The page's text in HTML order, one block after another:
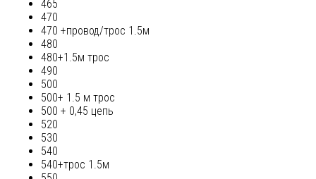
465
470
470 +провод/трос 1.5м
480
480+1.5м трос
490
500
500+ 1.5 м трос
500 + 0,45 цепь
520
530
540
540+трос 1.5м